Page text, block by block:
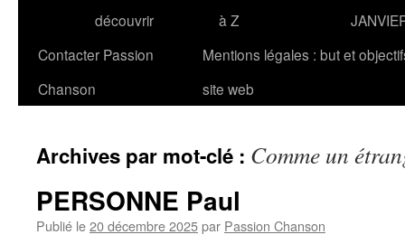
découvrir
à Z
Contacter Passion
Chanson
Mentions légales : but et
site web
Archives par mot-clé : Comme un
PERSONNE Paul
Publié le20 décembre 2025par Passion Chanson